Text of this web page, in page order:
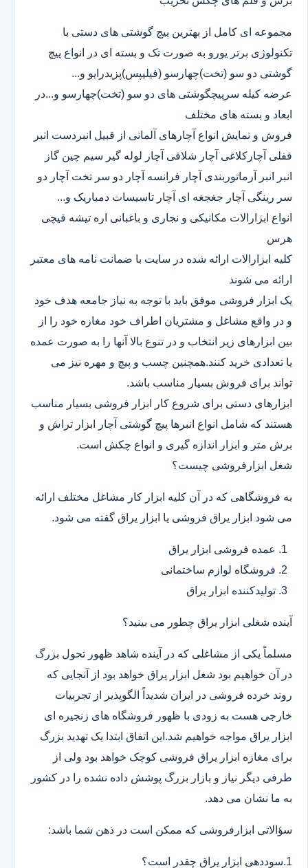
مجموعه ای کامل از بهترین پیچ گوشتی های دستی با
تکنولوژی برتر یورو به صورت تک و بسته ای در انواع پیچ
گوشتی دو سو (تخت)چهارسو (فیلیپس)پزیدرایو و...
عرضه کیله سرپیچگوشتی های دو سو (تخت)چهارسو و...در
ابعاد و بسته های مختلف
فروش و نمایش انواع آچارهای آلمانی از قبیل انبردست انبر
قفلی آچارکلاغی آچار شلاقی آچار لوله گیر سیم چین گاز
انبر انبر آرماتوربندی آچار فرانسه آچار دو سر تخت آچار دو
سر رینگی آچار جغجغه ای آچار تاسیسات دمباریک و...
انواع ابزارالات مکانیکی و نجاری و باغبانی اره تیشه قیچی
هرس
کلیه ابزارالات ارائه شده در سایت با ضمانت نامه های معتبر
ارائه می شوند
یک ابزار فروشی موفق باید با توجه به نیاز جامعه هدف خود
و در واقع مشاغل و مشتریان اطراف خود مغازه خود را از
بین ابزارهای زیر انتخاب و در تنوع بالا آنها را به صورت عمده
یا تعدادی خرید کنند.همچنین چسب و پیچ و مهره نیز می
تواند برای فروش بسیار مناسب باشد.
ابزارهای دستی برای شروع کار ابزار فروشی بسیار مناسب
هستند که شامل انواع انبرها پیچ گوشتی آچار ابزار تراش و
برش متر و ابزار اندازه گیری و انواع چکش است.
شغل ابزارفروشی چیست؟
به فروشگاهی که در آن کلیه ابزار کار مشاغل مختلف ارائه
می شود ابزار یراق فروشی یا ابزار یراق گفته می شود.
عمده فروشی ابزار یراق
فروشگاه لوازم ساختمانی
تولیدکننده ابزار یراق
آینده شغلی ابزار یراق چطور می بینید؟
مسلماً یکی از مشاغلی که در آینده شاهد ظهور تحول بزرگ
در آن خواهیم بود شغل ابزار یراق خواهد بود از آنجایی که
روند خرده فروشی در ایران شدیداً الگوپذیر از تجربیات
خارجی هست به زودی با ظهور فروشگاه های زنجیره ای
ابزار یراق مواجه خواهیم شد.این اتفاق ابتدا یک تهدید بزرگ
برای مغازه ابزار یراق فروشی کوچک خواهد بود ولی از
طرفی دیگر نیاز و بازار بزرگ پوشش داده نشده را در کشور
به ما نشان می دهد.
سؤالاتی ابزارفروشی که ممکن است در ذهن شما باشد:
1.سوددهی ابزار یراق چقدر است؟